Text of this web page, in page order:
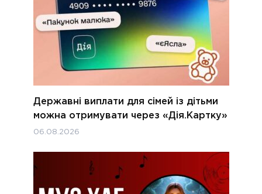
Державні виплати для сімей із дітьми
можна отримувати через «Дія.Картку»
06.08.2026